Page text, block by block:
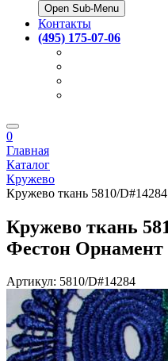
Open Sub-Menu
Контакты
(495) 175-07-06
0
Главная
Каталог
Кружево
Кружево ткань 5810/
Кружево ткань
Фестон Орнамент
Артикул: 5810/D#14284